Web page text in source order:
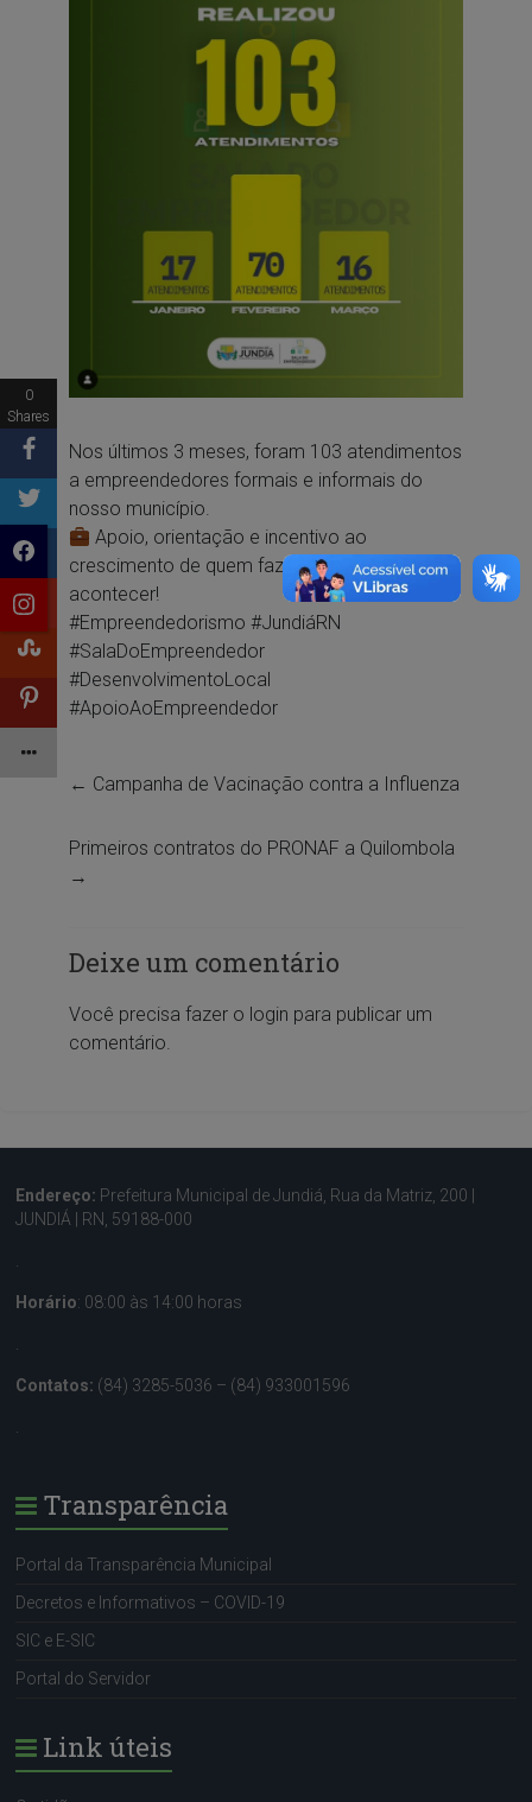
Nos últimos 3 meses, foram 103 atendimentos
a empreendedores formais e informais do
nosso município.
Apoio, orientação e incentivo ao
crescimento de quem faz a economia local
acontecer!
#Empreendedorismo #JundiáRN
#SalaDoEmpreendedor
#DesenvolvimentoLocal
#ApoioAoEmpreendedor
← Campanha de Vacinação contra a Influenza
Primeiros contratos do PRONAF a Quilombola
→
Deixe um comentário
Você precisa fazer o login para publicar um
comentário.
Endereço: Prefeitura Municipal de Jundiá, Rua da Matriz, 200 |
JUNDIÁ | RN, 59188-000
.
Horário: 08:00 às 14:00 horas
.
Contatos: (84) 3285-5036 – (84) 933001596
.
Transparência
Portal da Transparência Municipal
Decretos e Informativos – COVID-19
SIC e E-SIC
Portal do Servidor
Link úteis
0
Shares